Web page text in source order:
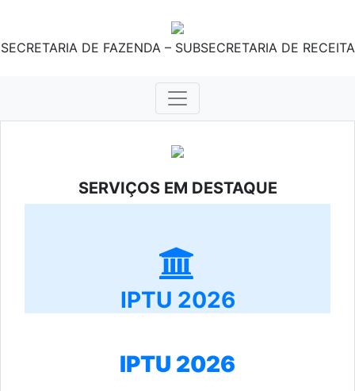
SECRETARIA DE FAZENDA – SUBSECRETARIA DE RECEITA
SERVIÇOS EM DESTAQUE
IPTU 2026
IPTU 2026